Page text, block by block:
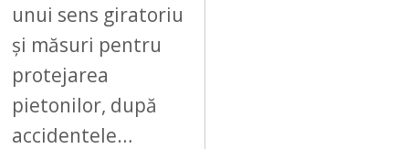
unui sens giratoriu
și măsuri pentru
protejarea
pietonilor, după
accidentele…